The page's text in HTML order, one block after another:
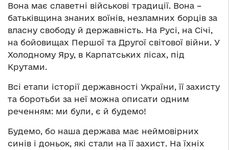
Вона має славетні військові традиції. Вона –
батьківщина знаних воїнів, незламних борців за
власну свободу й державність. На Русі, на Січі,
на бойовищах Першої та Другої світової війни. У
Холодному Яру, в Карпатських лісах, під
Крутами.
Всі етапи історії державності України, її захисту
та боротьби за неї можна описати одним
реченням: ми були, є й будемо!
Будемо, бо наша держава має неймовірних
синів і доньок, які стали на її захист. На їхніх